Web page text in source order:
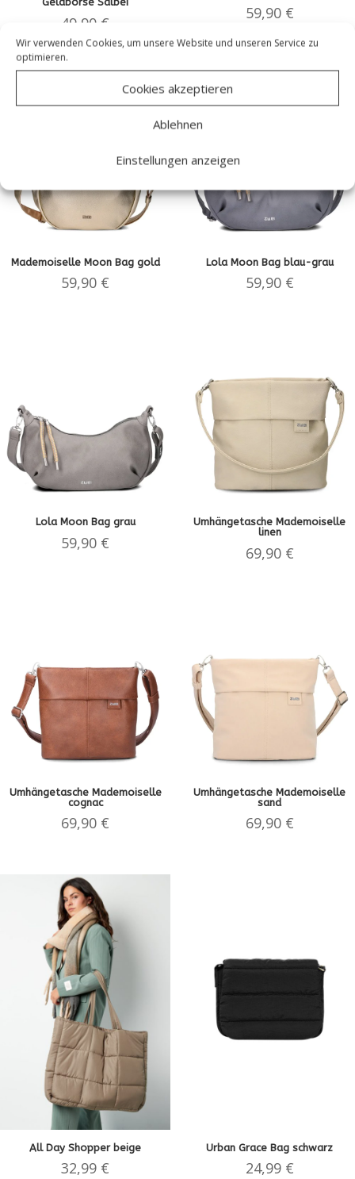
Wir verwenden Cookies, um unsere Website und unseren Service zu
optimieren.
Cookies akzeptieren
Ablehnen
Einstellungen anzeigen
49,90 €
59,90 €
Mademoiselle Moon Bag gold
59,90 €
Lola Moon Bag blau-grau
59,90 €
Lola Moon Bag grau
59,90 €
Umhängetasche Mademoiselle
linen
69,90 €
Umhängetasche Mademoiselle
cognac
69,90 €
Umhängetasche Mademoiselle
sand
69,90 €
All Day Shopper beige
32,99 €
Urban Grace Bag schwarz
24,99 €